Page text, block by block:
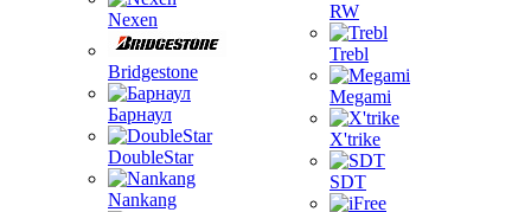
Nexen
Bridgestone
Барнаул
DoubleStar
Nankang
RW
Trebl
Megami
X'trike
SDT